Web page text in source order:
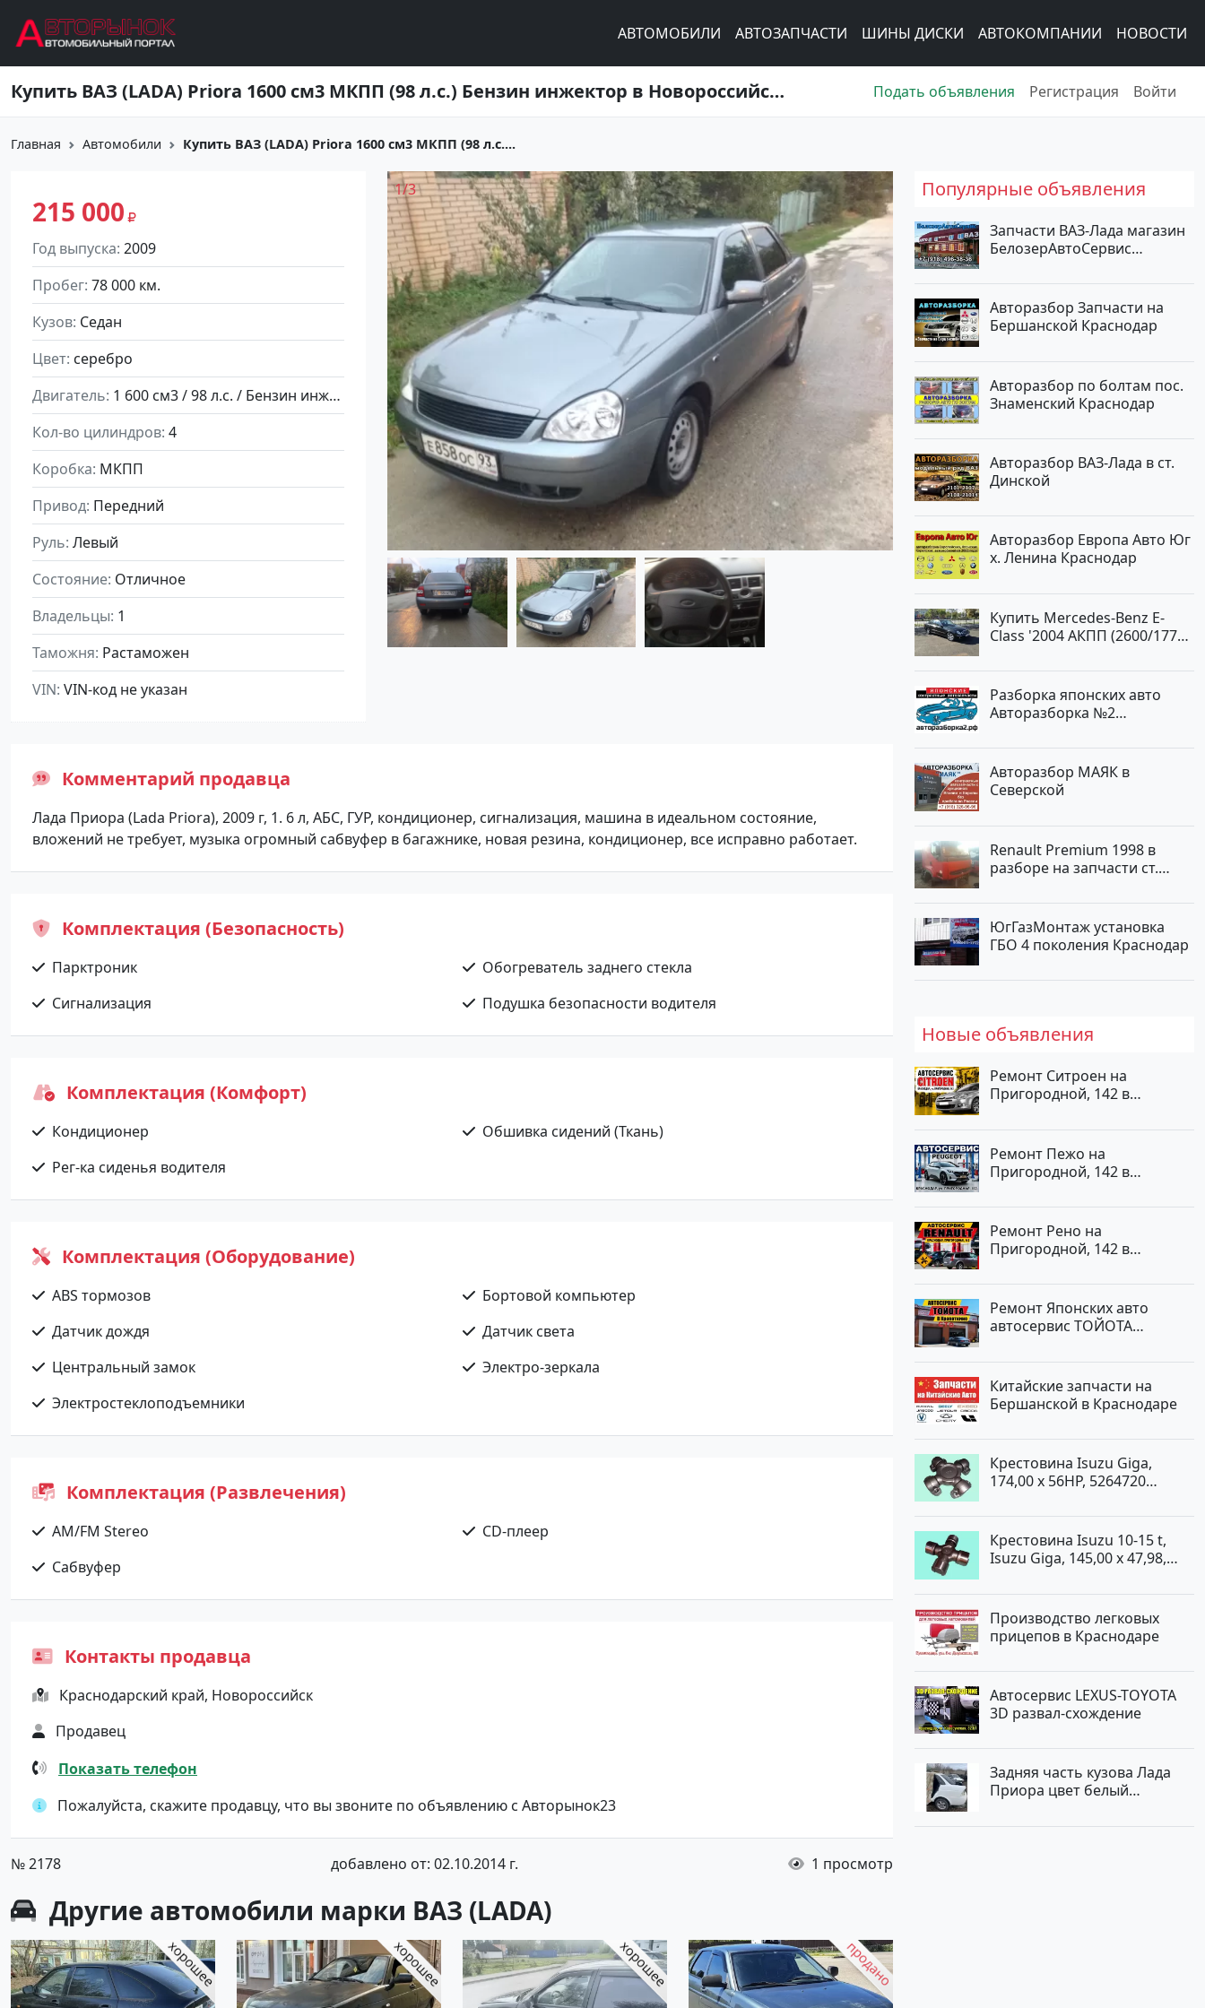
АВТОМОБИЛИ АВТОЗАПЧАСТИ ШИНЫ ДИСКИ АВТОКОМПАНИИ НОВОСТИ
Купить ВАЗ (LADA) Priora 1600 см3 МКПП (98 л.с.) Бензин инжектор в Новороссийск: цвет серебро Седан 2009 года по цене 215000 рублей, объявление №2178 на сайте Авторынок23 Подать объявления Регистрация Войти
Главная Автомобили Купить ВАЗ (LADA) Priora 1600 см3 МКПП (98 л.с....
215 000
Год выпуска 2009
Пробег 78 000 км.
Кузов Седан
Цвет серебро
Двигатель
1 600 см3 / 98 л.с. / Бензин инжектор
Кол-во цилиндров 4
Коробка МКПП
Привод Передний
Руль Левый
Состояние Отличное
Владельцы 1
Таможня Растаможен
VIN VIN-код не указан
1/3
Комментарий продавца
Лада Приора (Lada Priora), 2009 г, 1. 6 л, АБС, ГУР, кондиционер, сигнализация, машина в идеальном состояние,
вложений не требует, музыка огромный сабвуфер в багажнике, новая резина, кондиционер, все исправно работает.
Комплектация (Безопасность)
Парктроник
Обогреватель заднего стекла
Сигнализация
Подушка безопасности водителя
Комплектация (Комфорт)
Кондиционер
Обшивка сидений (Ткань)
Рег-ка сиденья водителя
Комплектация (Оборудование)
ABS тормозов
Бортовой компьютер
Датчик дождя
Датчик света
Центральный замок
Электро-зеркала
Электростеклоподъемники
Комплектация (Развлечения)
AM/FM Stereo
CD-плеер
Сабвуфер
Контакты продавца
Краснодарский край, Новороссийск
Продавец
Показать телефон
Пожалуйста, скажите продавцу, что вы звоните по объявлению с Авторынок23
№ 2178 добавлено от: 02.10.2014 г. 1 просмотр
Другие автомобили марки ВАЗ (LADA)
Популярные объявления
Запчасти ВАЗ-Лада магазин
БелозерАвтоСервис
Авторазбор Запчасти на
Бершанской Краснодар
Авторазбор по болтам пос.
Знаменский Краснодар
Авторазбор ВАЗ-Лада в ст.
Динской
Авторазбор Европа Авто Юг
х. Ленина Краснодар
Купить Mercedes-Benz E-
Class '2004 АКПП (2600/177
Новороссийск цвет черный
Седан по цене 620000
рублей, объявление №2192
на сайте Авторынок23
Разборка японских авто
Авторазборка №2
Авторазбор МАЯК в
Северской
Renault Premium 1998 в
разборе на запчасти ст.
ЮгГазМонтаж установка
ГБО 4 поколения Краснодар
Новые объявления
Ремонт Ситроен на
Пригородной, 142 в
Ремонт Пежо на
Пригородной, 142 в
Ремонт Рено на
Пригородной, 142 в
Ремонт Японских авто
автосервис ТОЙОТА
Китайские запчасти на
Бершанской в Краснодаре
Крестовина Isuzu Giga,
174,00 x 56HP, 5264720
Крестовина Isuzu 10-15 t,
Isuzu Giga, 145,00 x 47,98,
Производство легковых
прицепов в Краснодаре
Автосервис LEXUS-TOYOTA
3D развал-схождение
Задняя часть кузова Лада
Приора цвет белый